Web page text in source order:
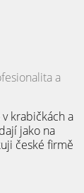
a
krabičkách a
jako na
české firmě